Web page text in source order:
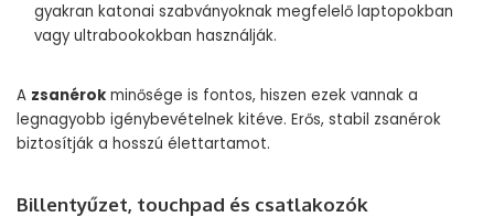
gyakran katonai szabványoknak megfelelő laptopokban
vagy ultrabookokban használják.
A zsanérok minősége is fontos, hiszen ezek vannak a
legnagyobb igénybevételnek kitéve. Erős, stabil zsanérok
biztosítják a hosszú élettartamot.
Billentyűzet, touchpad és csatlakozók